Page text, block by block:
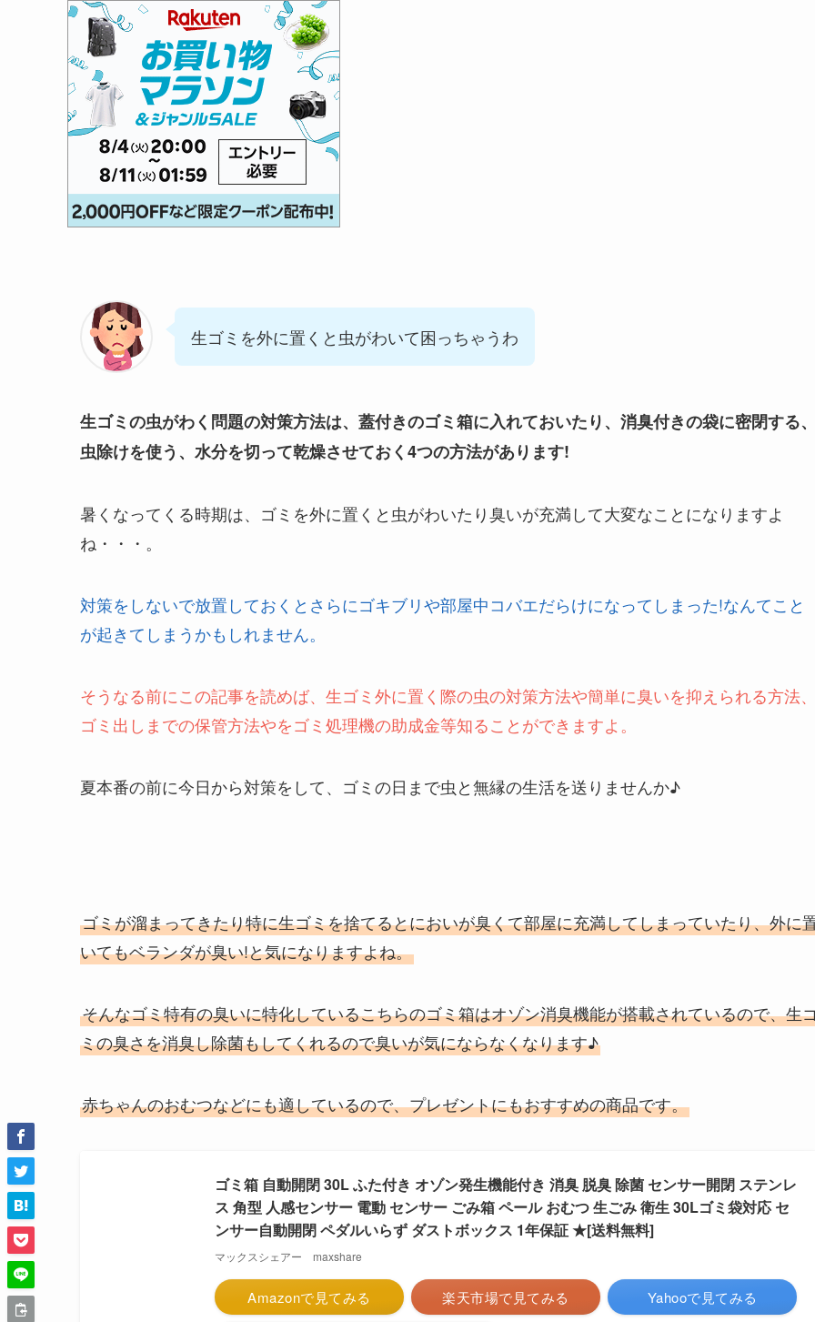
生ゴミを外に置くと虫がわいて困っちゃうわ
生ゴミの虫がわく問題の対策方法は、蓋付きのゴミ箱に入れておいたり、消臭付きの袋に密閉する
虫除けを使う、水分を切って乾燥させておく4つの方法があります!
暑くなってくる時期は、ゴミを外に置くと虫がわいたり臭いが充満して大変なことになりますよ
ね・・・。
対策をしないで放置しておくとさらにゴキブリや部屋中コバエだらけになってしまった!なんてこと
が起きてしまうかもしれません。
そうなる前にこの記事を読めば、生ゴミ外に置く際の虫の対策方法や簡単に臭いを抑えられる方法
ゴミ出しまでの保管方法やをゴミ処理機の助成金等知ることができますよ。
夏本番の前に今日から対策をして、ゴミの日まで虫と無縁の生活を送りませんか♪
ゴミが溜まってきたり特に生ゴミを捨てるとにおいが臭くて部屋に充満してしまっていたり、外に
いてもベランダが臭い!と気になりますよね。
そんなゴミ特有の臭いに特化しているこちらのゴミ箱はオゾン消臭機能が搭載されているので、生
ミの臭さを消臭し除菌もしてくれるので臭いが気にならなくなります♪
赤ちゃんのおむつなどにも適しているので、プレゼントにもおすすめの商品です。
ゴミ箱 自動開閉 30L ふた付き オゾン発生機能付き 消臭 脱臭 除菌 センサー開閉 ステンレ
ス 角型 人感センサー 電動 センサー ごみ箱 ペール おむつ 生ごみ 衛生 30Lゴミ袋対応 セ
ンサー自動開閉 ペダルいらず ダストボックス 1年保証 ★[送料無料]
マックスシェアー maxshare
Amazonで見てみる 楽天市場で見てみる Yahooで見てみる